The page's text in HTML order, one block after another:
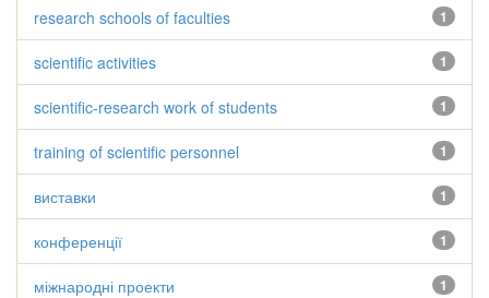
1
research schools of faculties
1
scientific activities
1
scientific-research work of students
1
training of scientific personnel
1
виставки
1
конференції
1
міжнародні проекти